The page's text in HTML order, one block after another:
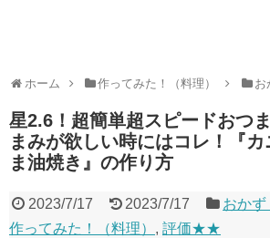
ホーム 作ってみた！（料理） お
星2.6！超簡単超スピードおつ
まみが欲しい時にはコレ！『
ま油焼き』の作り方
2023/7/17 2023/7/17 おかず
作ってみた！（料理） , 評価★★